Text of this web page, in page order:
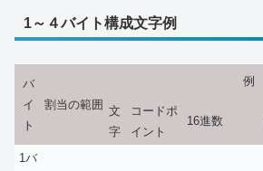
1～４バイト構成文字例
バ
イ
ト
割当の範囲
例
文
字
コードポ
イント
16進数
1バ